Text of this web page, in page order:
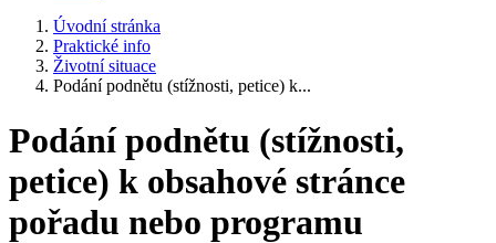
Úvodní stránka
Praktické info
Životní situace
Podání podnětu (stížnosti, petice) k...
Podání podnětu (stížnosti,
petice) k obsahové stránce
pořadu nebo programu